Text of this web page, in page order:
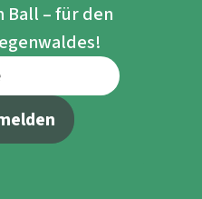
– für den